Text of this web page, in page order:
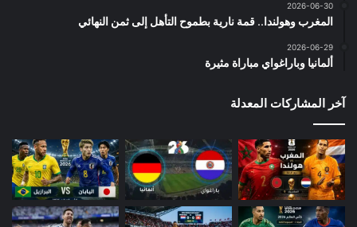
2026-06-30
المغرب وهولندا.. قمة نارية بطموح التأهل إلى ثمن النهائي
2026-06-29
ألمانيا وباراغواي مباراة مثيرة
آخر المشاركات المعدلة